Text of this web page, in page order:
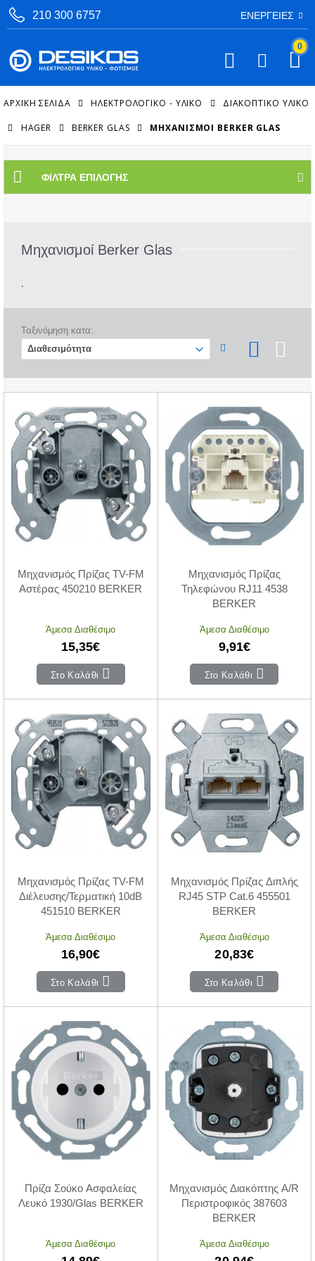
210 300 6757 ΕΝΈΡΓΕΙΕΣ
0
ΑΡΧΙΚΉ ΣΕΛΊΔΑ ΗΛΕΚΤΡΟΛΟΓΙΚΟ - ΥΛΙΚΟ ΔΙΑΚΟΠΤΙΚΌ ΥΛΙΚΌ
HAGER BERKER GLAS ΜΗΧΑΝΙΣΜΟΊ BERKER GLAS
ΦΊΛΤΡΑ ΕΠΙΛΟΓΉΣ
Μηχανισμοί Berker Glas
.
Ταξινόμηση κατα:
Μηχανισμός Πρίζας TV-FM
Αστέρας 450210 BERKER
Άμεσα Διαθέσιμο
15,35€
Στο Καλάθι
Μηχανισμός Πρίζας
Τηλεφώνου RJ11 4538
BERKER
Άμεσα Διαθέσιμο
9,91€
Στο Καλάθι
Μηχανισμός Πρίζας TV-FM
Διέλευσης/Τερματική 10dB
451510 BERKER
Άμεσα Διαθέσιμο
16,90€
Στο Καλάθι
Μηχανισμός Πρίζας Διπλής
RJ45 STP Cat.6 455501
BERKER
Άμεσα Διαθέσιμο
20,83€
Στο Καλάθι
Πρίζα Σούκο Ασφαλείας
Λευκό 1930/Glas BERKER
Άμεσα Διαθέσιμο
Μηχανισμός Διακόπτης A/R
Περιστροφικός 387603
BERKER
Άμεσα Διαθέσιμο